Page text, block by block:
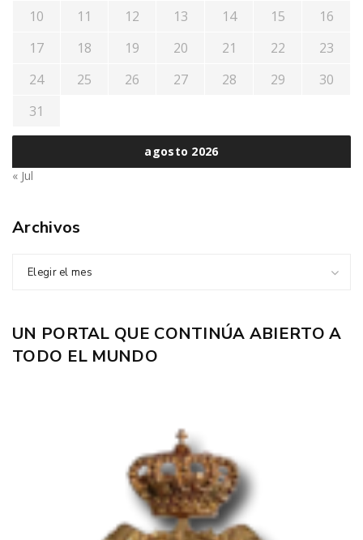
agosto 2026
10 11 12 13 14 15
16
17
18 19 20 21 22
23
24
25 26 27 28 29
30
31
« Jul
Archivos
Elegir el mes
UN PORTAL QUE CONTINÚA ABIERTO A
TODO EL MUNDO